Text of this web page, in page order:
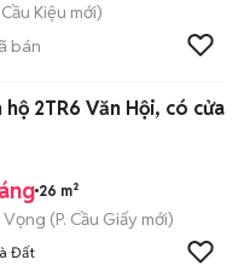
Cầu Kiệu mới)
bán
2TR6 Văn Hội, có cửa
26 m²
Vọng (P. Cầu Giấy mới)
Đất